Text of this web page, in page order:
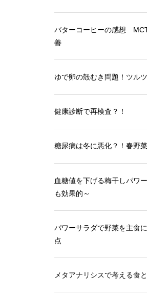
バターコーヒーの感想
善
ゆで卵の殻むき問題！ツル
健康診断で再検査？！
糖尿病は冬に悪化？！春野
血糖値を下げる梅干しパワ
も効果的～
パワーサラダで野菜を主食
点
メタアナリシスで考える食